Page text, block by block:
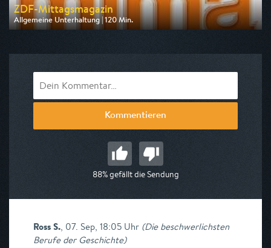
ZDF-Mittagsmagazin
Allgemeine Unterhaltung | 120 Min.
Ausgestrahlt von ZDF
Kommentieren
88% gefällt die Sendung
Ross S., 07. Sep, 18:05 Uhr (Die beschwerlichsten
Berufe der Geschichte)